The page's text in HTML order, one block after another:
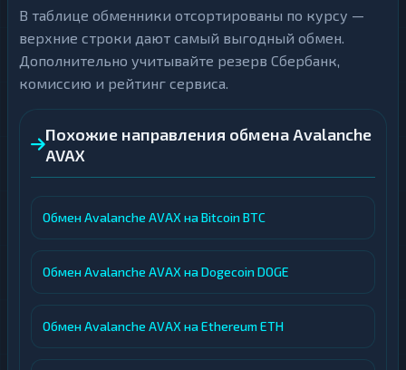
В таблице обменники отсортированы по курсу —
верхние строки дают самый выгодный обмен.
Дополнительно учитывайте резерв Сбербанк,
комиссию и рейтинг сервиса.
Похожие направления обмена Avalanche
AVAX
Обмен Avalanche AVAX на Bitcoin BTC
Обмен Avalanche AVAX на Dogecoin DOGE
Обмен Avalanche AVAX на Ethereum ETH